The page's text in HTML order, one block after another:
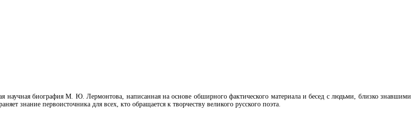
научная биография М. Ю. Лермонтова, написанная на основе обширного фактического материала и бесед с людьми, близко знавшими
знание первоисточника для всех, кто обращается к творчеству великого русского поэта.